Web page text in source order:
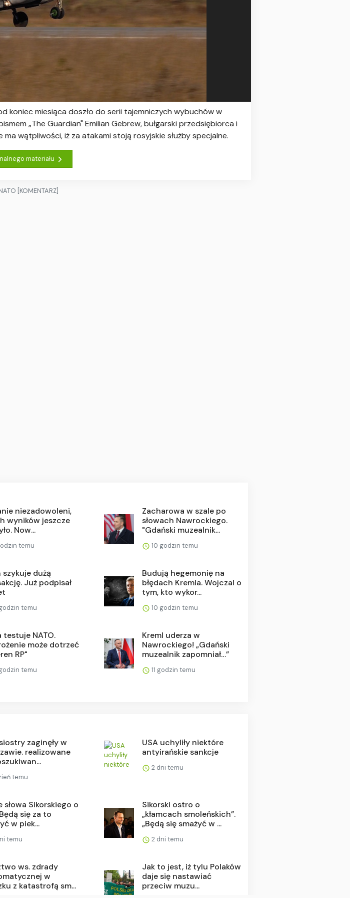
koniec miesiąca doszło do serii tajemniczych wybuchów w
„The Guardian" Emilian Gebrew, bułgarski przedsiębiorca i
wątpliwości, iż za atakami stoją rosyjskie służby specjalne.
materiału
[KOMENTARZ]
niezadowoleni,
wyników jeszcze
Now...
temu
Zacharowa w szale po
słowach Nawrockiego.
"Gdański muzealnik...
10 godzin temu
szykuje dużą
Już podpisał
temu
Budują hegemonię na
błędach Kremla. Wojczal o
tym, kto wykor...
10 godzin temu
testuje NATO.
może dotrzeć
RP"
temu
Kreml uderza w
Nawrockiego! „Gdański
muzealnik zapomniał…”
11 godzin temu
zaginęły w
realizowane
temu
USA uchyliły niektóre
antyirańskie sankcje
2 dni temu
słowa Sikorskiego o
się za to
w piek...
temu
Sikorski ostro o
„kłamcach smoleńskich”.
„Będą się smażyć w ...
2 dni temu
ws. zdrady
w
z katastrofą sm...
Jak to jest, iż tylu Polaków
daje się nastawiać
przeciw muzu...